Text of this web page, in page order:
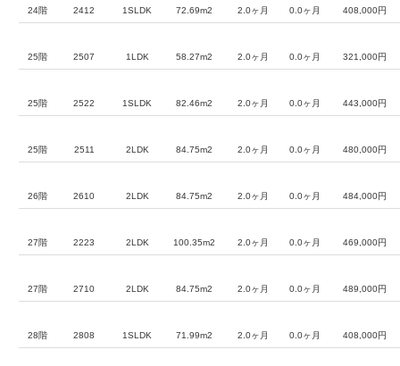
24階 2412 1SLDK 72.69m2 2.0ヶ月 0.0ヶ月 408,000円
25階 2507 1LDK 58.27m2 2.0ヶ月 0.0ヶ月 321,000円
25階 2522 1SLDK 82.46m2 2.0ヶ月 0.0ヶ月 443,000円
25階 2511 2LDK 84.75m2 2.0ヶ月 0.0ヶ月 480,000円
26階 2610 2LDK 84.75m2 2.0ヶ月 0.0ヶ月 484,000円
27階 2223 2LDK 100.35m2 2.0ヶ月 0.0ヶ月 469,000円
27階 2710 2LDK 84.75m2 2.0ヶ月 0.0ヶ月 489,000円
28階 2808 1SLDK 71.99m2 2.0ヶ月 0.0ヶ月 408,000円